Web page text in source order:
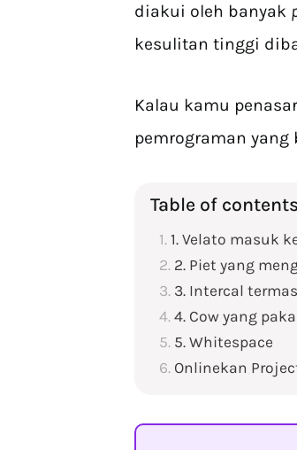
diakui oleh banyak
kesulitan tinggi
Kalau kamu
pemrograman
Table of contents
1. Velato masuk
2. Piet yang
3. Intercal
4. Cow yang
5. Whitespace
Onlinekan